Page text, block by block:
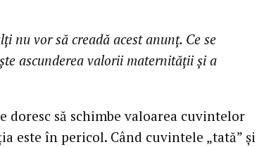
nu vor să creadă acest anunţ. Ce se
ascunderea valorii maternităţii şi a
doresc să schimbe valoarea cuvintelor
este în pericol. Când cuvintele „tată” şi